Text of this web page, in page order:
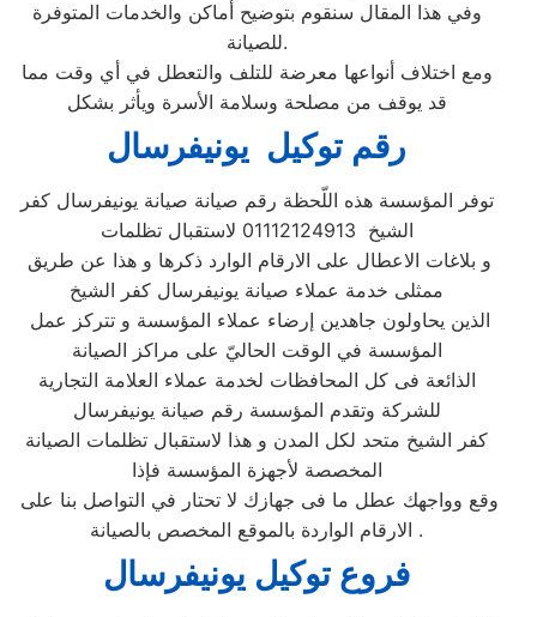
وفي هذا المقال سنقوم بتوضيح أماكن والخدمات المتوفرة
للصيانة.
ومع اختلاف أنواعها معرضة للتلف والتعطل في أي وقت مما
قد يوقف من مصلحة وسلامة الأسرة ويأثر بشكل
رقم توكيل يونيفرسال
توفر المؤسسة هذه اللّحظة رقم صيانة صيانة يونيفرسال كفر
الشيخ 01112124913 لاستقبال تظلمات
ممثلى خدمة عملاء صيانة يونيفرسال كفر الشيخ
المؤسسة في الوقت الحاليّ على مراكز الصيانة
الذائعة فى كل المحافظات لخدمة عملاء العلامة التجارية
للشركة وتقدم المؤسسة رقم صيانة يونيفرسال
كفر الشيخ متحد لكل المدن و هذا لاستقبال تظلمات الصيانة
المخصصة لأجهزة المؤسسة فإذا
الارقام الواردة بالموقع المخصص بالصيانة .
فروع توكيل يونيفرسال